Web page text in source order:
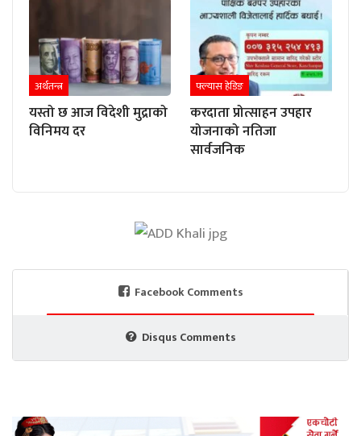
अर्थतन्त्र
यस्तो छ आज विदेशी मुद्राको
विनिमय दर
फ्ल्यास हेडिङ
करदाता प्रोत्साहन उपहार
योजनाको नतिजा
सार्वजनिक
Facebook Comments
Disqus Comments